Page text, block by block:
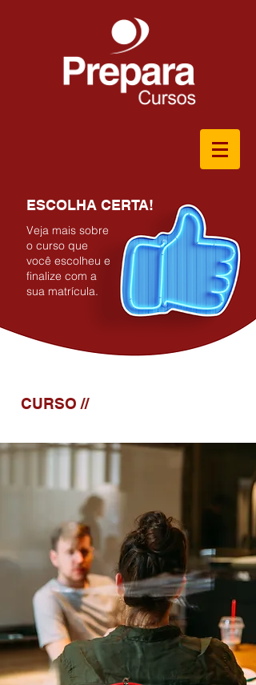
ESCOLHA CERTA!
Veja mais sobre
o curso que
você escolheu e
finalize com a
sua matrícula.
CURSO //